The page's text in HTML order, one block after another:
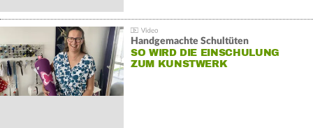
Handgemachte Schultüten
SO WIRD DIE EINSCHULUNG
ZUM KUNSTWERK